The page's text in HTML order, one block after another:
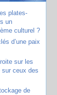
plates-
un
culturel ?
d’une paix
sur les
sur ceux des
de